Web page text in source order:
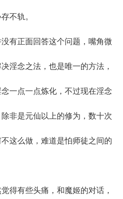
不轨。
正面回答这个问题，嘴角微
淫念之法，也是唯一的方法，
一点一点炼化，不过现在淫念
非是元仙以上的修为，数十次
这么做，难道是怕师徒之间的
有些头痛，和魔姬的对话，